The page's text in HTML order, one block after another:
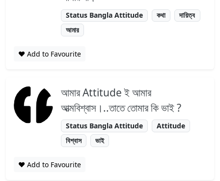
Status Bangla Attitude কথা
দায়িত্ব
আমার
❤️ Add to Favourite
আমার Attitude ই আমার
আত্মবিশ্বাস।..তাতে তোমার কি ভাই ?
Status Bangla Attitude
Attitude
বিশ্বাস
ভাই
❤️ Add to Favourite